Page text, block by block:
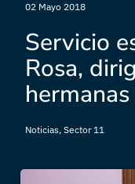
02 Mayo 2018
Servicio
Rosa,
Noticias, Sector 11